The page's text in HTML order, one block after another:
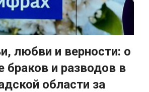
любви и верности: о
браков и разводов в
области за